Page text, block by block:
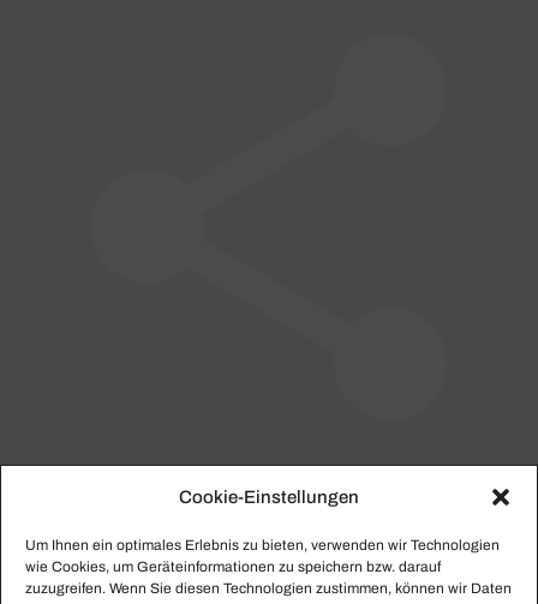
Cookie-Einstellungen
Um Ihnen ein optimales Erlebnis zu bieten, verwenden wir Technologien
wie Cookies, um Geräteinformationen zu speichern bzw. darauf
zuzugreifen. Wenn Sie diesen Technologien zustimmen, können wir Daten
Anhaltisches Theater
Dessau